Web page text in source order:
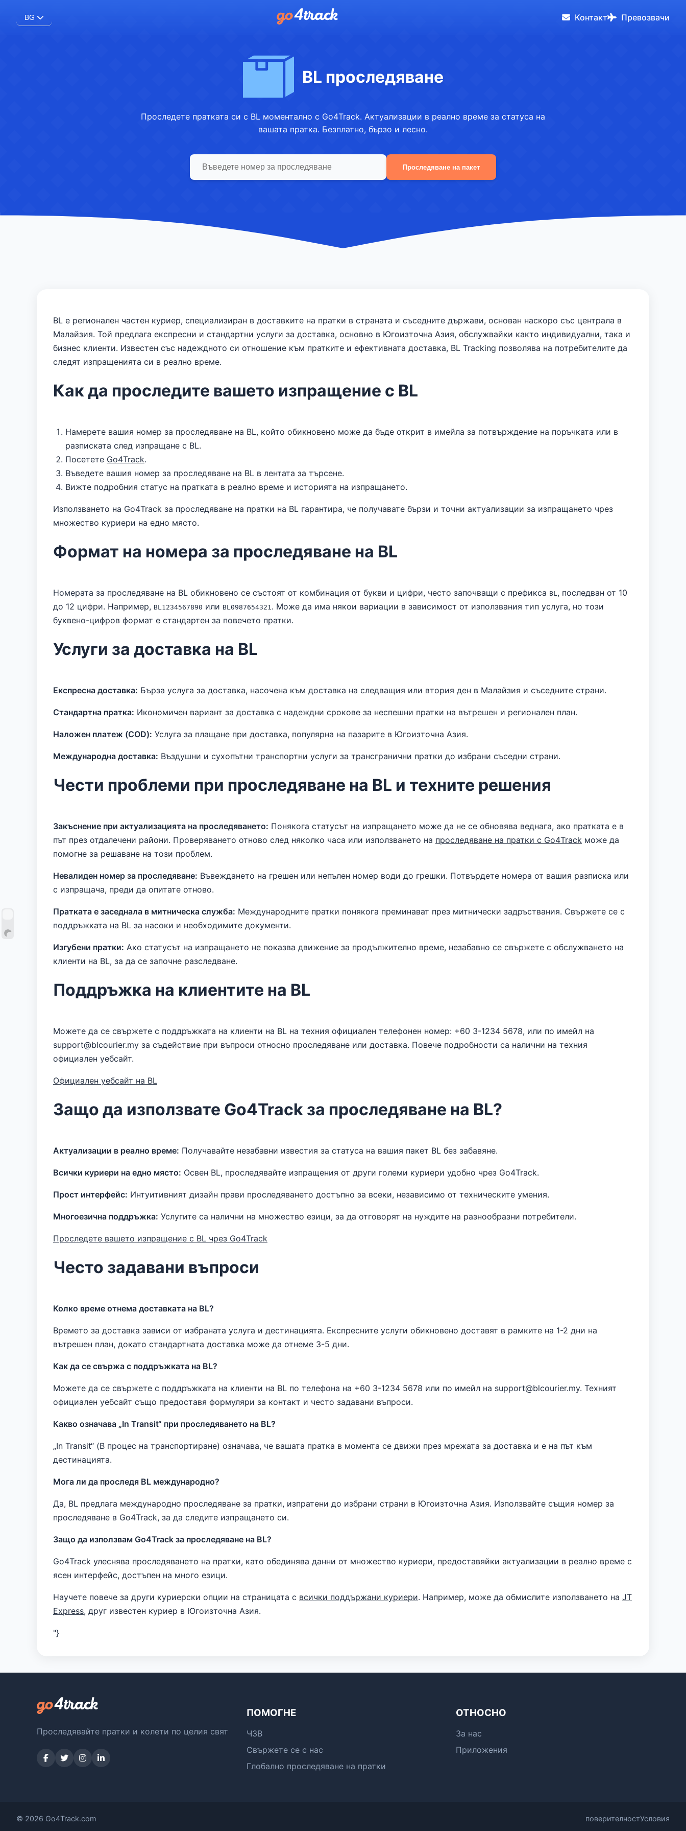
BG Контакт Превозвачи
BL проследяване
Проследете пратката си с BL моментално с Go4Track. Актуализации в реално време за статуса на
вашата пратка. Безплатно, бързо и лесно.
Проследяване на пакет
BL е регионален частен куриер, специализиран в доставките на пратки в страната и съседните държави, основан наскоро със централа в
Малайзия. Той предлага експресни и стандартни услуги за доставка, основно в Югоизточна Азия, обслужвайки както индивидуални, така и
бизнес клиенти. Известен със надеждното си отношение към пратките и ефективната доставка, BL Tracking позволява на потребителите да
следят изпращенията си в реално време.
Как да проследите вашето изпращение с BL
Намерете вашия номер за проследяване на BL, който обикновено може да бъде открит в имейла за потвърждение на поръчката или в
разписката след изпращане с BL.
Посетете Go4Track.
Въведете вашия номер за проследяване на BL в лентата за търсене.
Вижте подробния статус на пратката в реално време и историята на изпращането.
Използването на Go4Track за проследяване на пратки на BL гарантира, че получавате бързи и точни актуализации за изпращането чрез
множество куриери на едно място.
Формат на номера за проследяване на BL
Номерата за проследяване на BL обикновено се състоят от комбинация от букви и цифри, често започващи с префикса BL, последван от 10
до 12 цифри. Например, BL1234567890 или BL0987654321. Може да има някои вариации в зависимост от използвания тип услуга, но този
буквено-цифров формат е стандартен за повечето пратки.
Услуги за доставка на BL
Експресна доставка: Бърза услуга за доставка, насочена към доставка на следващия или втория ден в Малайзия и съседните страни.
Стандартна пратка: Икономичен вариант за доставка с надеждни срокове за неспешни пратки на вътрешен и регионален план.
Наложен платеж (COD): Услуга за плащане при доставка, популярна на пазарите в Югоизточна Азия.
Международна доставка: Въздушни и сухопътни транспортни услуги за трансгранични пратки до избрани съседни страни.
Чести проблеми при проследяване на BL и техните решения
Закъснение при актуализацията на проследяването: Понякога статусът на изпращането може да не се обновява веднага, ако пратката е в
път през отдалечени райони. Проверяването отново след няколко часа или използването на проследяване на пратки с Go4Track може да
помогне за решаване на този проблем.
Невалиден номер за проследяване: Въвеждането на грешен или непълен номер води до грешки. Потвърдете номера от вашия разписка или
с изпращача, преди да опитате отново.
Пратката е заседнала в митническа служба: Международните пратки понякога преминават през митнически задръствания. Свържете се с
поддръжката на BL за насоки и необходимите документи.
Изгубени пратки: Ако статусът на изпращането не показва движение за продължително време, незабавно се свържете с обслужването на
клиенти на BL, за да се започне разследване.
Поддръжка на клиентите на BL
Можете да се свържете с поддръжката на клиенти на BL на техния официален телефонен номер: +60 3-1234 5678, или по имейл на
support@blcourier.my за съдействие при въпроси относно проследяване или доставка. Повече подробности са налични на техния
официален уебсайт.
Официален уебсайт на BL
Защо да използвате Go4Track за проследяване на BL?
Актуализации в реално време: Получавайте незабавни известия за статуса на вашия пакет BL без забавяне.
Всички куриери на едно място: Освен BL, проследявайте изпращения от други големи куриери удобно чрез Go4Track.
Прост интерфейс: Интуитивният дизайн прави проследяването достъпно за всеки, независимо от техническите умения.
Многоезична поддръжка: Услугите са налични на множество езици, за да отговорят на нуждите на разнообразни потребители.
Проследете вашето изпращение с BL чрез Go4Track
Често задавани въпроси
Колко време отнема доставката на BL?
Времето за доставка зависи от избраната услуга и дестинацията. Експресните услуги обикновено доставят в рамките на 1-2 дни на
вътрешен план, докато стандартната доставка може да отнеме 3-5 дни.
Как да се свържа с поддръжката на BL?
Можете да се свържете с поддръжката на клиенти на BL по телефона на +60 3-1234 5678 или по имейл на support@blcourier.my. Техният
официален уебсайт също предоставя формуляри за контакт и често задавани въпроси.
Какво означава „In Transit“ при проследяването на BL?
„In Transit“ (В процес на транспортиране) означава, че вашата пратка в момента се движи през мрежата за доставка и е на път към
дестинацията.
Мога ли да проследя BL международно?
Да, BL предлага международно проследяване за пратки, изпратени до избрани страни в Югоизточна Азия. Използвайте същия номер за
проследяване в Go4Track, за да следите изпращането си.
Защо да използвам Go4Track за проследяване на BL?
Go4Track улеснява проследяването на пратки, като обединява данни от множество куриери, предоставяйки актуализации в реално време с
ясен интерфейс, достъпен на много езици.
Научете повече за други куриерски опции на страницата с всички поддържани куриери. Например, може да обмислите използването на JT
Express, друг известен куриер в Югоизточна Азия.
"}
Проследявайте пратки и колети по целия свят
ПОМОГНЕ
ЧЗВ
Свържете се с нас
Глобално проследяване на пратки
ОТНОСНО
За нас
Приложения
© 2026 Go4Track.com поверителностУсловия